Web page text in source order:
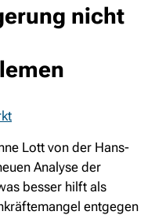
nicht
Lott von der Hans-
Analyse der
besser hilft als
entgegen